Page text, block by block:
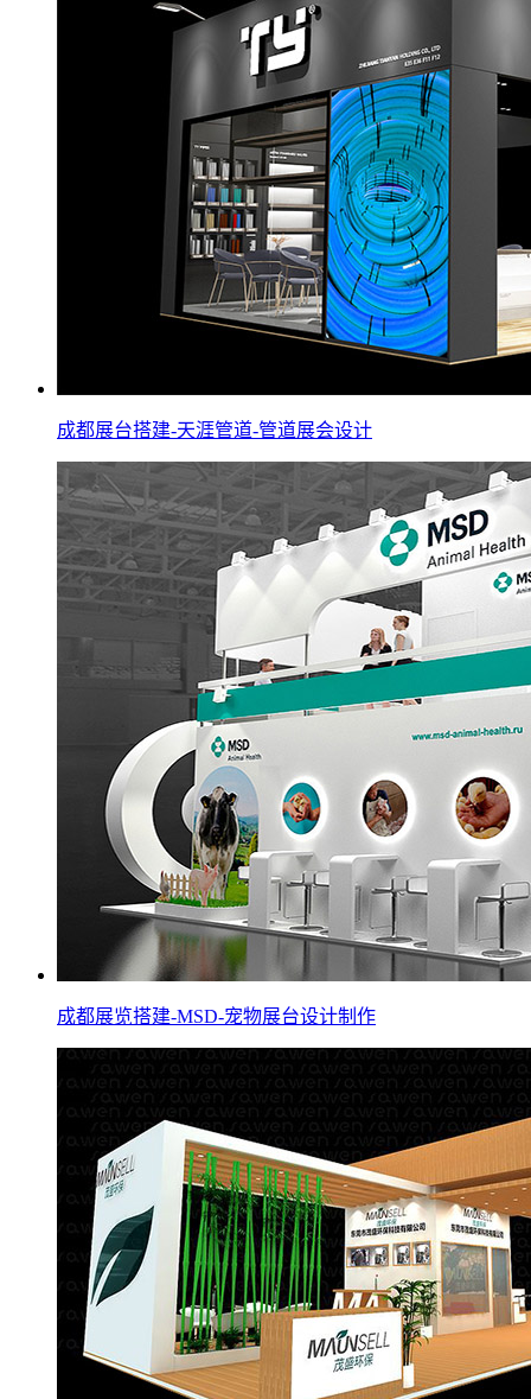
成都展台搭建-天涯管道-管道展会设计
成都展览搭建-MSD-宠物展台设计制作